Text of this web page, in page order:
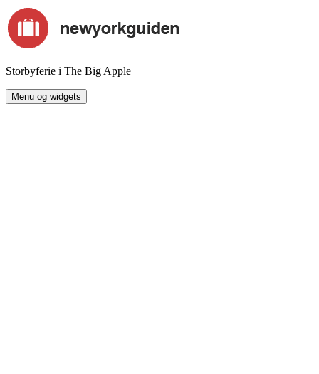
Hop
til
indhold
Storbyferie i The Big Apple
Menu og widgets